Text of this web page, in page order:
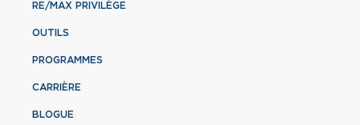
RE/MAX PRIVILÈGE
OUTILS
PROGRAMMES
CARRIÈRE
BLOGUE